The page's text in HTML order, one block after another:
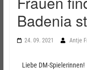
Badenia
24. 09. 2021 Antje
Liebe DM-Spielerinnen!